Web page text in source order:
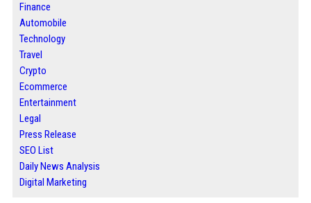
Finance
Automobile
Technology
Travel
Crypto
Ecommerce
Entertainment
Legal
Press Release
SEO List
Daily News Analysis
Digital Marketing